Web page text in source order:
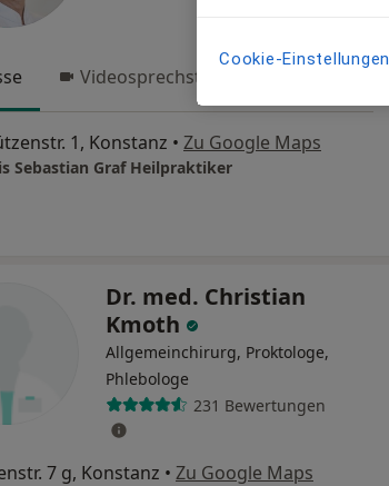
Videosprechstunde
1, Konstanz • Zu Google Maps
Sebastian Graf Heilpraktiker
Dr. med. Christian
Kmoth
Allgemeinchirurg, Proktologe,
Phlebologe
231 Bewertungen
7 g, Konstanz • Zu Google Maps
Cookie-Einstellungen